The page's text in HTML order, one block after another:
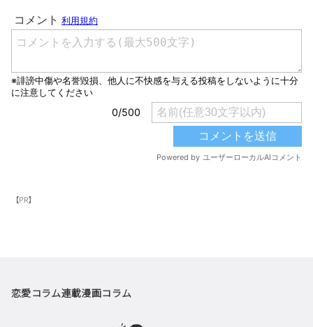
【PR】
恋愛コラム連載漫画コラム